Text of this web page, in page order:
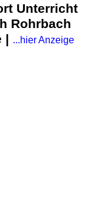
Unterricht
Rohrbach
| ...hier Anzeige